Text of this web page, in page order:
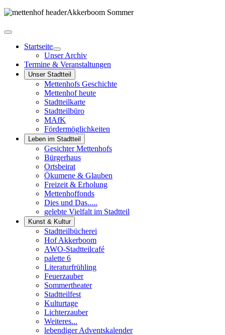
Startseite
Unser Archiv
Termine & Veranstaltungen
Unser Stadtteil
Mettenhofs Geschichte
Mettenhof heute
Stadtteilkarte
Stadtteilbüro
MAfK
Fördermöglichkeiten
Leben im Stadtteil
Gesichter Mettenhofs
Bürgerhaus
Ortsbeirat
Ökumene & Glauben
Freizeit & Erholung
Mettenhoffonds
Dies und Das.....
gelebte Vielfalt im Stadtteil
Kunst & Kultur
Stadtteilbücherei
Hof Akkerboom
AWO-Stadtteilcafé
palette 6
Literaturfrühling
Feuerzauber
Sommertheater
Stadtteilfest
Kulturtage
Lichterzauber
Weiteres...
lebendiger Adventskalender